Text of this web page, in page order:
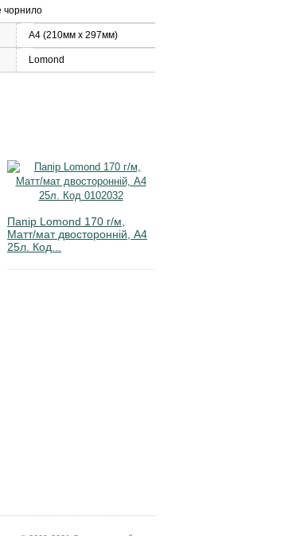
чорнило
А4 (210мм x 297мм)
Lomond
Папір Lomond 170 г/м,
Матт/мат двосторонній, А4
25л. Код...